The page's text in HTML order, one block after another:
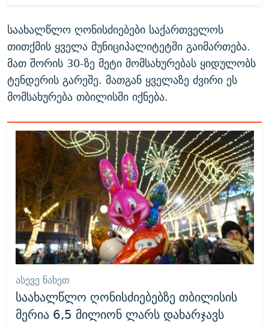
საახალწლო ღონისძიებები საქართველოს
თითქმის ყველა მუნიციპალიტეტში გაიმართება.
მათ შორის 30-ზე მეტი მომსახურებას ყიდულობს
ტენდერის გარეშე. მათგან ყველაზე ძვირი ეს
მომსახურება თბილისში იქნება.
ᲐᲡᲔᲕᲔ ᲜᲐᲮᲔᲗ
საახალწლო ღონისძიებებზე თბილისის
მერია 6,5 მილიონ ლარს დახარჯავს